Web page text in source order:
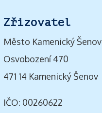
Zřizovatel
Město Kamenický Šenov
Osvobození 470
471 14 Kamenický Šenov
IČO: 00260622